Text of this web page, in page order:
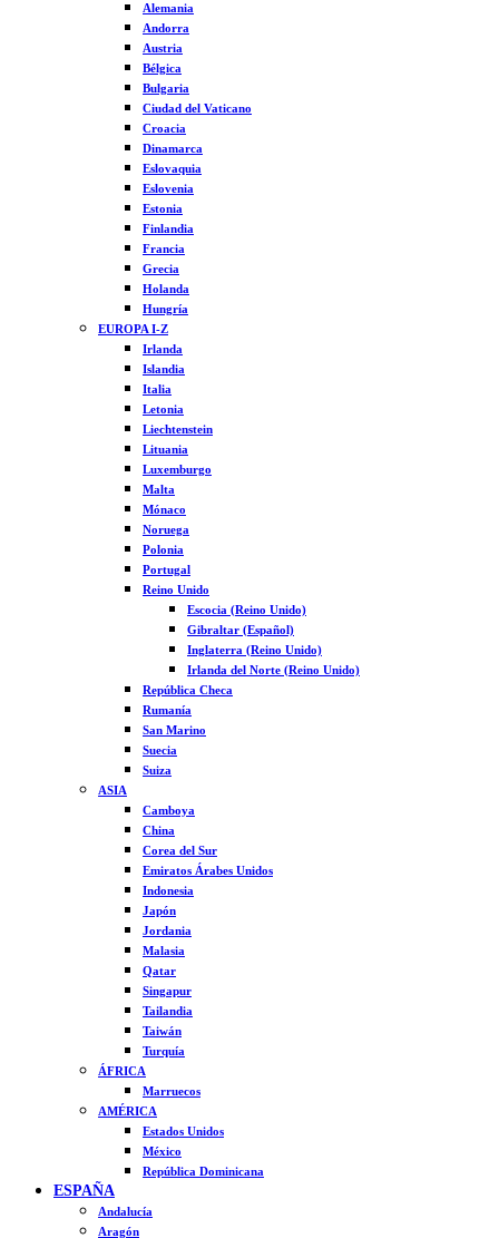
Alemania
Andorra
Austria
Bélgica
Bulgaria
Ciudad del Vaticano
Croacia
Dinamarca
Eslovaquia
Eslovenia
Estonia
Finlandia
Francia
Grecia
Holanda
Hungría
EUROPA I-Z
Irlanda
Islandia
Italia
Letonia
Liechtenstein
Lituania
Luxemburgo
Malta
Mónaco
Noruega
Polonia
Portugal
Reino Unido
Escocia (Reino Unido)
Gibraltar (Español)
Inglaterra (Reino Unido)
Irlanda del Norte (Reino Unido)
República Checa
Rumanía
San Marino
Suecia
Suiza
ASIA
Camboya
China
Corea del Sur
Emiratos Árabes Unidos
Indonesia
Japón
Jordania
Malasia
Qatar
Singapur
Tailandia
Taiwán
Turquía
ÁFRICA
Marruecos
AMÉRICA
Estados Unidos
México
República Dominicana
ESPAÑA
Andalucía
Aragón